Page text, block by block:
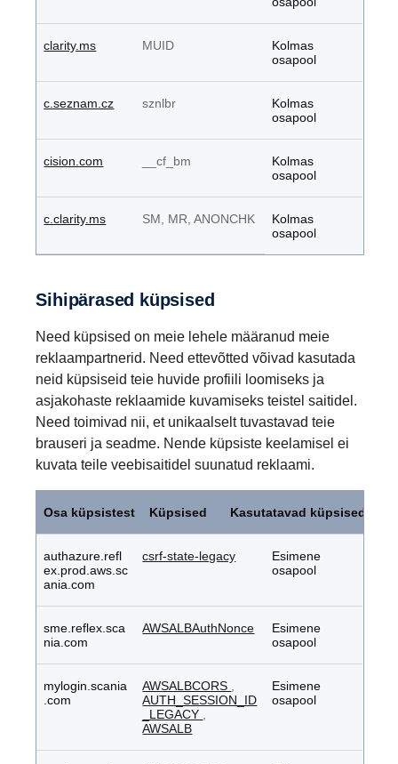
clarity.ms MUID
Kolmas
osapool
c.seznam.cz sznlbr
Kolmas
osapool
cision.com __cf_bm
Kolmas
osapool
c.clarity.ms SM, MR, ANONCHK
Kolmas
osapool
Sihipärased küpsised
Need küpsised on meie lehele määranud meie
reklaampartnerid. Need ettevõtted võivad kasutada
neid küpsiseid teie huvide profiili loomiseks ja
asjakohaste reklaamide kuvamiseks teistel saitidel.
Need toimivad nii, et unikaalselt tuvastavad teie
brauseri ja seadme. Nende küpsiste keelamisel ei
kuvata teile veebisaitidel suunatud reklaami.
Osa küpsistest Küpsised Kasutatavad küpsised
authazure.refl
ex.prod.aws.sc
ania.com
csrf-state-legacy
Esimene
osapool
sme.reflex.sca
nia.com
AWSALBAuthNonce
Esimene
osapool
mylogin.scania
.com
AWSALBCORS
AUTH_SESSION_ID
_LEGACY
AWSALB
Esimene
osapool